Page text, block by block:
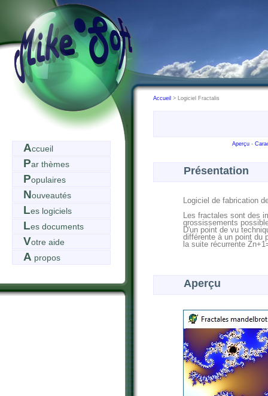
Accueil
Par thèmes
Populaires
Nouveautés
Les logiciels
Les documents
Votre aide
A propos
Accueil > Logiciel Fractalis
Aperçu -
Présentation
Logiciel de fabrication
Les fractales sont des
grossissements
D'un point de vu
différente à un point du
la suite récurrente
Aperçu